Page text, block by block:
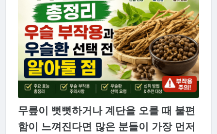
무릎이 뻣뻣하거나 계단을 오를 때 불편
함이 느껴진다면 많은 분들이 가장 먼저